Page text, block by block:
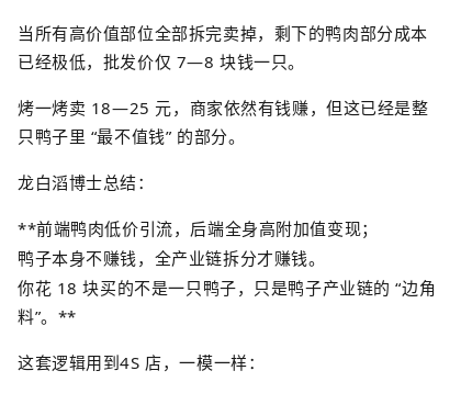
当所有高价值部位全部拆完卖掉，剩下的鸭肉部分成本
已经极低，批发价仅 7—8块钱一只。
烤一烤卖 18—25元，商家依然有钱赚，但这已经是整
只鸭子里 “最不值钱” 的部分。
龙白滔博士总结：
**前端鸭肉低价引流，后端全身高附加值变现；
鸭子本身不赚钱，全产业链拆分才赚钱。
你花 18块买的不是一只鸭子，只是鸭子产业链的“边角
料”。 **
这套逻辑用到4S 店，一模一样：